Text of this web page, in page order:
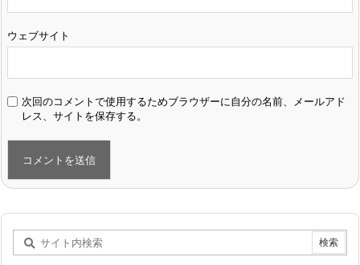
ウェブサイト
次回のコメントで使用するためブラウザーに自分の名前、メールアド
レス、サイトを保存する。